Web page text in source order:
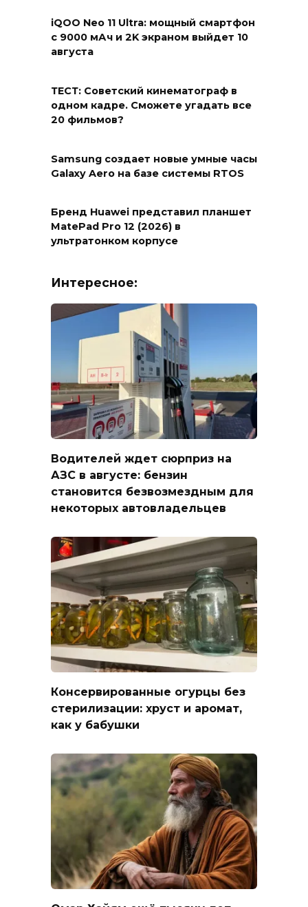
iQOO Neo 11 Ultra: мощный смартфон
с 9000 мАч и 2K экраном выйдет 10
августа
ТЕСТ: Советский кинематограф в
одном кадре. Сможете угадать все
20 фильмов?
Samsung создает новые умные часы
Galaxy Aero на базе системы RTOS
Бренд Huawei представил планшет
MatePad Pro 12 (2026) в
ультратонком корпусе
Интересное:
Водителей ждет сюрприз на
АЗС в августе: бензин
становится безвозмездным для
некоторых автовладельцев
Консервированные огурцы без
стерилизации: хруст и аромат,
как у бабушки